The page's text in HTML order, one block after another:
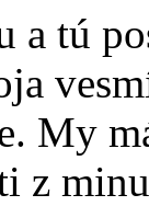
a tú
My
z